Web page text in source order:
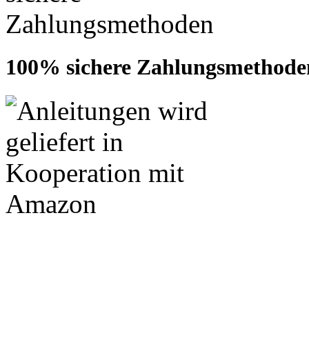
100% sichere